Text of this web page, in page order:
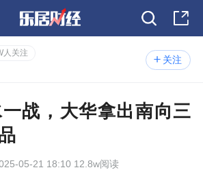
关注
人关注
战，大华拿出南向三
05-21 18:10 12.8w阅读